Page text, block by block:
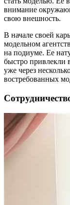
внимание
свою внешность.
В начале своей
модельном
на подиуме. Ее
быстро привлекли
уже через
востребованных